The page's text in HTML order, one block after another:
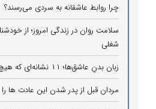
چرا روابط عاشقانه به سردی می‌رسند؟
سلامت روان در زندگی امروز؛ از
شغلی
زبان بدنِ عاشق‌ها؛ ۱۱ نشانه‌ای که هیچ‌کس نمی‌تواند پنهان کند
مردان قبل از پدر شدن این عادت ها